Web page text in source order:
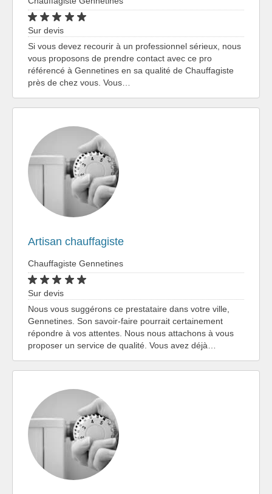
Sur devis
Si vous devez recourir à un professionnel sérieux, nous
vous proposons de prendre contact avec ce pro
référencé à Gennetines en sa qualité de Chauffagiste
près de chez vous. Vous…
Artisan chauffagiste
Chauffagiste Gennetines
Sur devis
Nous vous suggérons ce prestataire dans votre ville,
Gennetines. Son savoir-faire pourrait certainement
répondre à vos attentes. Nous nous attachons à vous
proposer un service de qualité. Vous avez déjà…